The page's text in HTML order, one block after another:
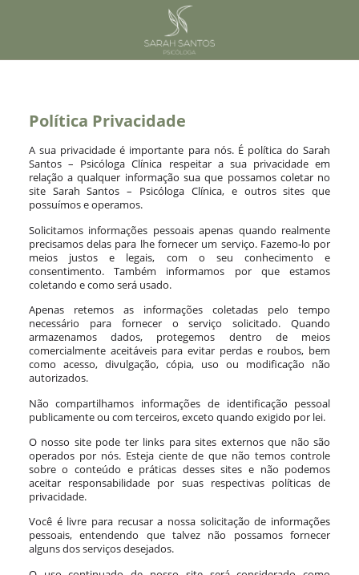
Política Privacidade
A sua privacidade é importante para nós. É política do Sarah
Santos – Psicóloga Clínica respeitar a sua privacidade em
relação a qualquer informação sua que possamos coletar no
site Sarah Santos – Psicóloga Clínica, e outros sites que
possuímos e operamos.
Solicitamos informações pessoais apenas quando realmente
precisamos delas para lhe fornecer um serviço. Fazemo-lo por
meios justos e legais, com o seu conhecimento e
consentimento. Também informamos por que estamos
coletando e como será usado.
Apenas retemos as informações coletadas pelo tempo
necessário para fornecer o serviço solicitado. Quando
armazenamos dados, protegemos dentro de meios
comercialmente aceitáveis ​​para evitar perdas e roubos, bem
como acesso, divulgação, cópia, uso ou modificação não
autorizados.
Não compartilhamos informações de identificação pessoal
publicamente ou com terceiros, exceto quando exigido por lei.
O nosso site pode ter links para sites externos que não são
operados por nós. Esteja ciente de que não temos controle
sobre o conteúdo e práticas desses sites e não podemos
aceitar responsabilidade por suas respectivas políticas de
privacidade.
Você é livre para recusar a nossa solicitação de informações
pessoais, entendendo que talvez não possamos fornecer
alguns dos serviços desejados.